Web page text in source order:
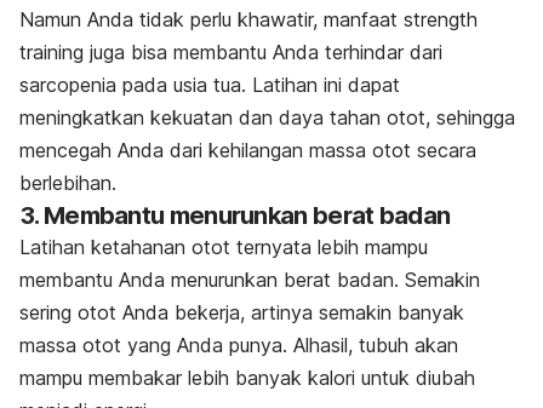
Namun Anda tidak perlu khawatir, manfaat strength
training juga bisa membantu Anda terhindar dari
sarcopenia pada usia tua. Latihan ini dapat
meningkatkan kekuatan dan daya tahan otot, sehingga
mencegah Anda dari kehilangan massa otot secara
berlebihan.
3. Membantu menurunkan berat badan
Latihan ketahanan otot ternyata lebih mampu
membantu Anda menurunkan berat badan. Semakin
sering otot Anda bekerja, artinya semakin banyak
massa otot yang Anda punya. Alhasil, tubuh akan
mampu membakar lebih banyak kalori untuk diubah